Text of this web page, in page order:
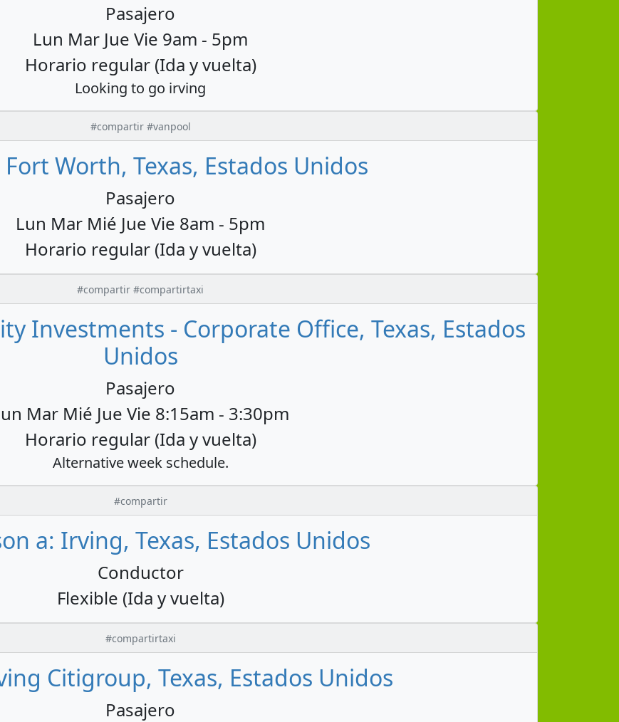
Pasajero
Lun Mar Jue Vie 9am - 5pm
Horario regular (Ida y vuelta)
Looking to go irving
#compartir #vanpool
Fort Worth, Texas, Estados Unidos
Pasajero
Lun Mar Mié Jue Vie 8am - 5pm
Horario regular (Ida y vuelta)
#compartir #compartirtaxi
Investments - Corporate Office, Texas, Estados
Unidos
Pasajero
Mar Mié Jue Vie 8:15am - 3:30pm
Horario regular (Ida y vuelta)
Alternative week schedule.
#compartir
a: Irving, Texas, Estados Unidos
Conductor
Flexible (Ida y vuelta)
#compartirtaxi
Citigroup, Texas, Estados Unidos
Pasajero